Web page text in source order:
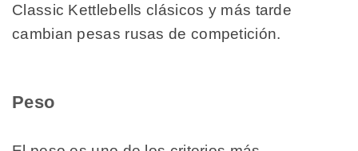
Classic Kettlebells clásicos y más tarde
cambian pesas rusas de competición.
Peso